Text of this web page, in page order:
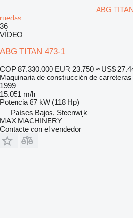
ABG
ruedas
36
VÍDEO
ABG TITAN 473-1
COP 87.330.000 EUR 23.750 ≈ US$
Maquinaria de construcción de
1999
15.051 m/h
Potencia 87 kW (118 Hp)
Países Bajos, Steenwijk
MAX MACHINERY
Contacte con el vendedor